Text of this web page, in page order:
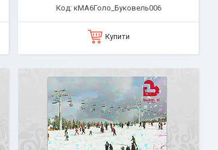
кМА6Голо_Буковель006
Купити